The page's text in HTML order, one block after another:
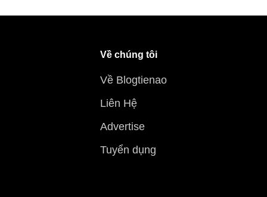
Về chúng tôi
Về Blogtienao
Liên Hệ
Advertise
Tuyển dụng